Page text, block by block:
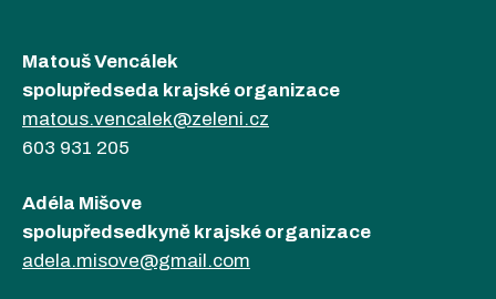
Matouš Vencálek
spolupředseda krajské organizace
matous.vencalek@zeleni.cz
603 931 205
Adéla Mišove
spolupředsedkyně krajské organizace
adela.misove@gmail.com